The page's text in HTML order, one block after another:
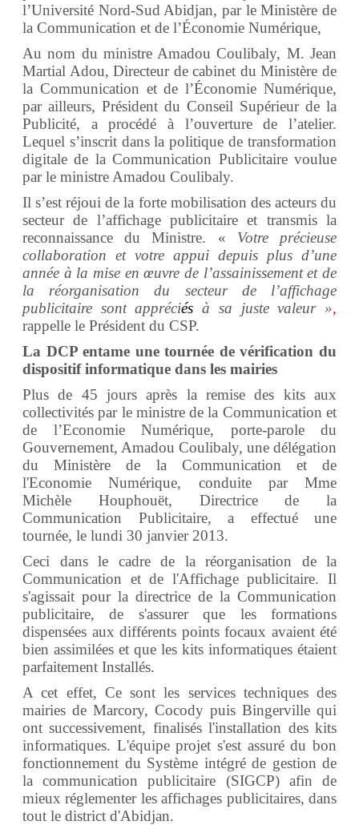
l’Université Nord-Sud Abidjan, par le Ministère de
la Communication et de l’Économie Numérique,
Au nom du ministre Amadou Coulibaly, M. Jean
Martial Adou, Directeur de cabinet du Ministère de
la Communication et de l’Économie Numérique,
par ailleurs, Président du Conseil Supérieur de la
Publicité, a procédé à l’ouverture de l’atelier.
Lequel s’inscrit dans la politique de transformation
digitale de la Communication Publicitaire voulue
par le ministre Amadou Coulibaly.
Il s’est réjoui de la forte mobilisation des acteurs du
secteur de l’affichage publicitaire et transmis la
reconnaissance du Ministre. « Votre précieuse
collaboration et votre appui depuis plus d’une
année à la mise en œuvre de l’assainissement et de
la réorganisation du secteur de l’affichage
publicitaire sont appréciés à sa juste valeur »,
rappelle le Président du CSP.
La DCP entame une tournée de vérification du
dispositif informatique dans les mairies
Plus de 45 jours après la remise des kits aux
collectivités par le ministre de la Communication et
de l’Economie Numérique, porte-parole du
Gouvernement, Amadou Coulibaly, une délégation
du Ministère de la Communication et de
l'Economie Numérique, conduite par Mme
Michèle Houphouët, Directrice de la
Communication Publicitaire, a effectué une
tournée, le lundi 30 janvier 2013.
Ceci dans le cadre de la réorganisation de la
Communication et de l'Affichage publicitaire. Il
s'agissait pour la directrice de la Communication
publicitaire, de s'assurer que les formations
dispensées aux différents points focaux avaient été
bien assimilées et que les kits informatiques étaient
parfaitement Installés.
A cet effet, Ce sont les services techniques des
mairies de Marcory, Cocody puis Bingerville qui
ont successivement, finalisés l'installation des kits
informatiques. L'équipe projet s'est assuré du bon
fonctionnement du Système intégré de gestion de
la communication publicitaire (SIGCP) afin de
mieux réglementer les affichages publicitaires, dans
tout le district d'Abidjan.